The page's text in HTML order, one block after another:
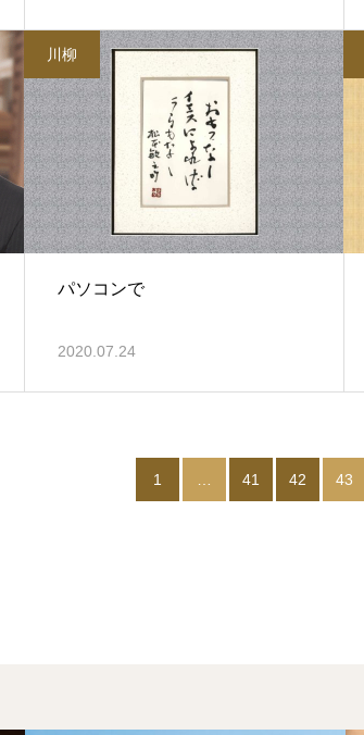
川柳
パソコンで
2020.07.24
1 41 42 43